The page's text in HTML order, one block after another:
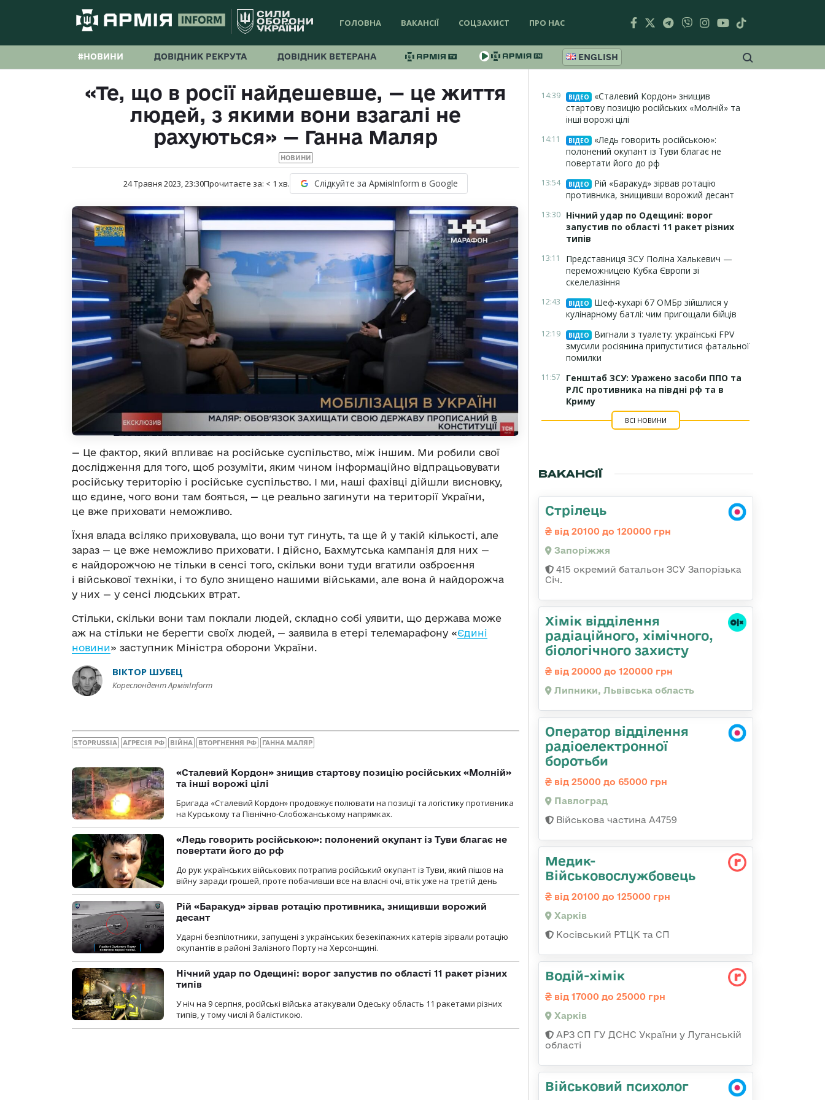
ГОЛОВНА ВАКАНСІЇ СОЦЗАХИСТ ПРО НАС
#НОВИНИ ДОВІДНИК РЕКРУТА ДОВІДНИК ВЕТЕРАНА ENGLISH
«Те, що в росії найдешевше, — це життя
людей, з якими вони взагалі не
рахуються» — Ганна Маляр
НОВИНИ
24 Травня 2023, 23:30Прочитаєте за: < 1 хв. Слідкуйте за АрміяInform в Google
— Це фактор, який впливає на російське суспільство, між іншим. Ми робили свої
дослідження для того, щоб розуміти, яким чином інформаційно відпрацьовувати
російську територію і російське суспільство. І ми, наші фахівці дійшли висновку,
що єдине, чого вони там бояться, — це реально загинути на території України,
це вже приховати неможливо.
Їхня влада всіляко приховувала, що вони тут гинуть, та ще й у такій кількості, але
зараз — це вже неможливо приховати. І дійсно, Бахмутська кампанія для них —
є найдорожчою не тільки в сенсі того, скільки вони туди вгатили озброєння
і військової техніки, і то було знищено нашими військами, але вона й найдорожча
у них — у сенсі людських втрат.
Стільки, скільки вони там поклали людей, складно собі уявити, що держава може
аж на стільки не берегти своїх людей, — заявила в етері телемарафону «Єдині
новини» заступник Міністра оборони України.
ВІКТОР ШУБЕЦ
Кореспондент АрміяInform
STOPRUSSIA АГРЕСІЯ РФ ВІЙНА ВТОРГНЕННЯ РФ ГАННА МАЛЯР
«Сталевий Кордон» знищив стартову позицію російських «Молній»
та інші ворожі цілі
Бригада «Сталевий Кордон» продовжує полювати на позиції та логістику противника
на Курському та Північно-Слобожанському напрямках.
«Ледь говорить російською»: полонений окупант із Туви благає не
повертати його до рф
До рук українських військових потрапив російський окупант із Туви, який пішов на
війну заради грошей, проте побачивши все на власні очі, втік уже на третій день
Рій «Баракуд» зірвав ротацію противника, знищивши ворожий
десант
Ударні безпілотники, запущені з українських безекіпажних катерів зірвали ротацію
окупантів в районі Залізного Порту на Херсонщині.
Нічний удар по Одещині: ворог запустив по області 11 ракет різних
типів
У ніч на 9 серпня, російські війська атакували Одеську область 11 ракетами різних
типів, у тому числі й балістикою.
14:39 ВІДЕО
«Сталевий Кордон» знищив
стартову позицію російських «Молній» та
інші ворожі цілі
14:11 ВІДЕО
«Ледь говорить російською»:
полонений окупант із Туви благає не
повертати його до рф
13:54 ВІДЕО
Рій «Баракуд» зірвав ротацію
противника, знищивши ворожий десант
13:30 Нічний удар по Одещині: ворог
запустив по області 11 ракет різних
типів
13:11
Представниця ЗСУ Поліна Халькевич —
переможницею Кубка Європи зі
скелелазіння
12:43 ВІДЕО
Шеф-кухарі 67 ОМБр зійшлися у
кулінарному батлі: чим пригощали бійців
12:19 ВІДЕО
Вигнали з туалету: українські FPV
змусили росіянина припуститися фатальної
помилки
11:57
Генштаб ЗСУ: Уражено засоби ППО та
РЛС противника на півдні рф та в
Криму
ВСІ НОВИНИ
ВАКАНСІЇ
Стрілець
від 20100 до 120000 грн
Запоріжжя
415 окремий батальон ЗСУ Запорізька
Січ.
Хімік відділення
радіаційного, хімічного,
біологічного захисту
від 20000 до 120000 грн
Липники, Львівська область
Оператор відділення
радіоелектронної
боротьби
від 25000 до 65000 грн
Павлоград
Військова частина А4759
Медик-
Військовослужбовець
від 20100 до 125000 грн
Харків
Косівський РТЦК та СП
Водій-хімік
від 17000 до 25000 грн
Харків
АРЗ СП ГУ ДСНС України у Луганській
області
Військовий психолог